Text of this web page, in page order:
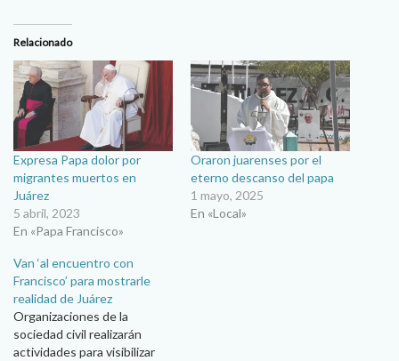
Relacionado
Expresa Papa dolor por
migrantes muertos en
Juárez
5 abril, 2023
En «Papa Francisco»
Oraron juarenses por el
eterno descanso del papa
1 mayo, 2025
En «Local»
Van ‘al encuentro con
Francisco’ para mostrarle
realidad de Juárez
Organizaciones de la
sociedad civil realizarán
actividades para visibilizar